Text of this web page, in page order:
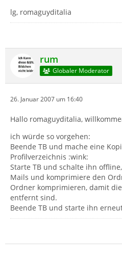
lg, romaguyditalia
rum
Globaler Moderator
26. Januar 2007 um 16:40
Hallo romaguyditalia,
ich würde so vorgehen:
Beende TB und mache eine
Profilverzeichnis :wink:
Starte TB und schalte ihn
Mails und komprimiere den
Ordner komprimieren, damit
entfernt sind.
Beende TB und starte ihn